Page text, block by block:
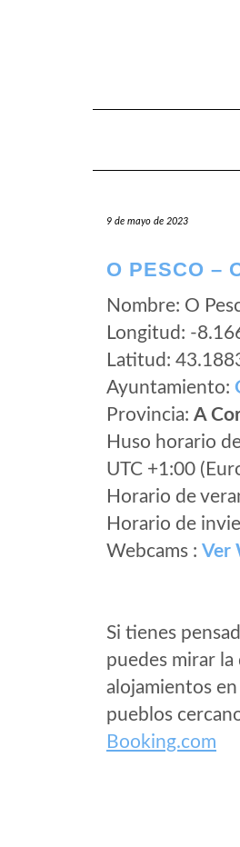
9 de mayo de 2023
O PESCO –
Nombre: O
Longitud: -
Latitud:
Ayuntamiento:
Provincia: A
Huso horario
UTC +1:00
Horario de
Horario de
Webcams : Ver
Si tienes
puedes mirar
alojamientos
pueblos
Booking.com